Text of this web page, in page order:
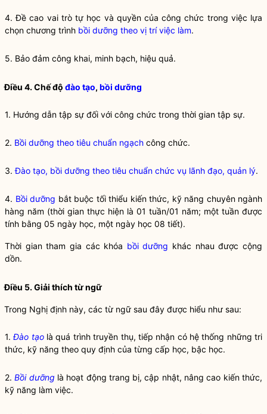
4. Đề cao vai trò tự học và quyền của công chức trong việc lựa
chọn chương trình bồi dưỡng theo vị trí việc làm.
5. Bảo đảm công khai, minh bạch, hiệu quả.
Điều 4. Chế độ đào tạo, bồi dưỡng
1. Hướng dẫn tập sự đối với công chức trong thời gian tập sự.
2. Bồi dưỡng theo tiêu chuẩn ngạch công chức.
3.Đào tạo, bồi dưỡng theo tiêu chuẩn chức vụ lãnh đạo, quản lý.
4. Bồi dưỡng bắt buộc tối thiểu kiến thức, kỹ năng chuyên ngành
hàng năm (thời gian thực hiện là 01 tuần/01 năm; một tuần được
tính bằng 05 ngày học, một ngày học 08 tiết).
Thời gian tham gia các khóa bồi dưỡng khác nhau được cộng
dồn.
Điều 5. Giải thích từ ngữ
Trong Nghị định này, các từ ngữ sau đây được hiểu như sau:
1.Đào tạolà quá trình truyền thụ, tiếp nhận có hệ thống những tri
thức, kỹ năng theo quy định của từng cấp học, bậc học.
2.Bồi dưỡng là hoạt động trang bị, cập nhật, nâng cao kiến thức,
kỹ năng làm việc.